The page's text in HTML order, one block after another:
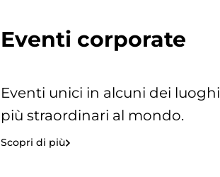
Eventi corporate
Eventi unici in alcuni dei luoghi
più straordinari al mondo.
Scopri di più